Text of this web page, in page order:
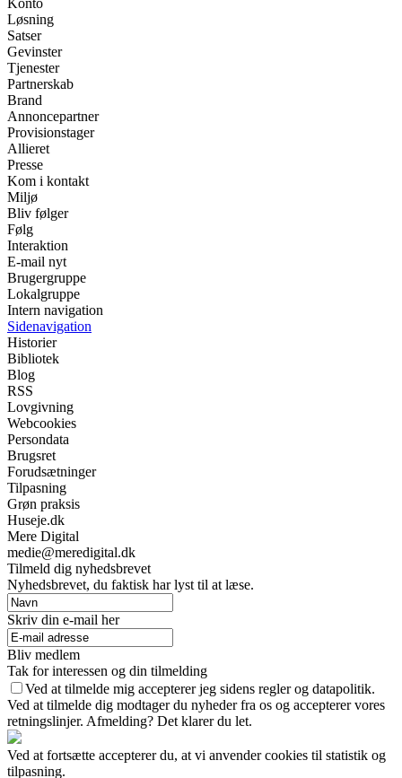
Løsning
Satser
Gevinster
Tjenester
Partnerskab
Brand
Annoncepartner
Provisionstager
Allieret
Presse
Kom i kontakt
Miljø
Bliv følger
Følg
Interaktion
E-mail nyt
Brugergruppe
Lokalgruppe
Intern navigation
Sidenavigation
Historier
Bibliotek
Blog
RSS
Lovgivning
Webcookies
Persondata
Brugsret
Forudsætninger
Tilpasning
Grøn praksis
Huseje.dk
Mere Digital
medie@meredigital.dk
Tilmeld dig nyhedsbrevet
Nyhedsbrevet, du faktisk har lyst til at læse.
Skriv din e-mail her
Bliv medlem
Tak for interessen og din tilmelding
Ved at tilmelde mig accepterer jeg sidens regler og datapolitik.
Ved at tilmelde dig modtager du nyheder fra os og accepterer vores
retningslinjer. Afmelding? Det klarer du let.
Ved at fortsætte accepterer du, at vi anvender cookies til statistik og
tilpasning.